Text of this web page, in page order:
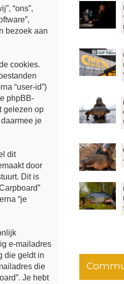
“ons”,
bezoek aan
cookies.
“user-id”)
phpBB-
gelezen op
je
dit
door
Dit is
“je
e-mailadres
die geldt in
die
Je hebt